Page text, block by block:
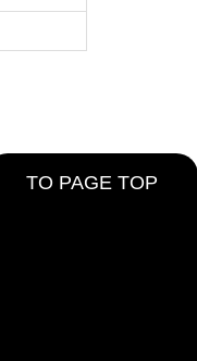
TO PAGE TOP